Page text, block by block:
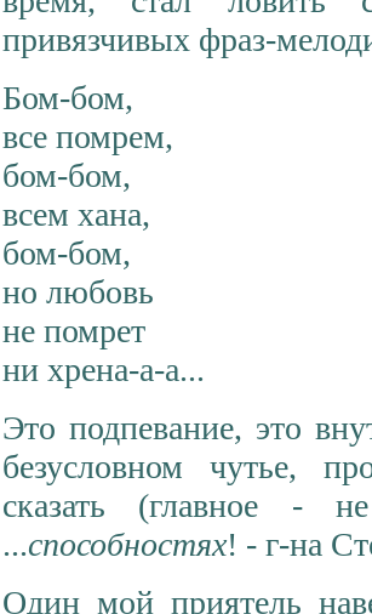
привязчивых фраз-
Бом-бом,
все помрем,
бом-бом,
всем хана,
бом-бом,
но любовь
не помрет
ни хрена-а-а...
Это подпевание, это
безусловном чутье,
сказать (главное -
...способностях! - г-на
Один мой приятель